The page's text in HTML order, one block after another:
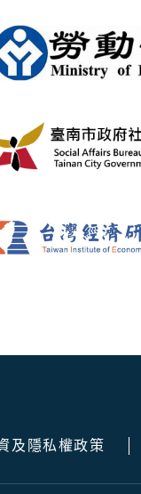
及隱私權政策